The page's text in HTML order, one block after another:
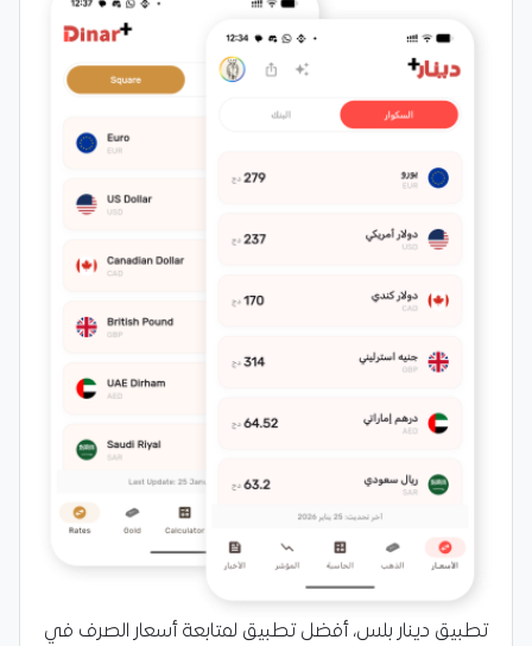
تطبيق دينار بلس، أفضل تطبيق لمتابعة أسعار الصرف في